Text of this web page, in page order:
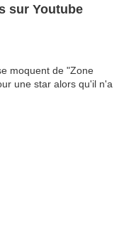
sur Youtube